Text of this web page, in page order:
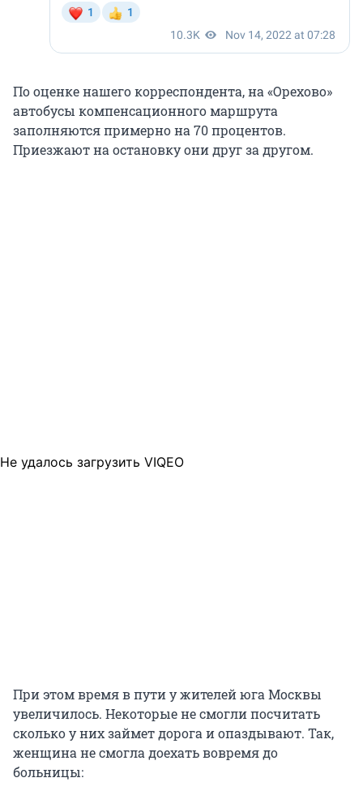
По оценке нашего корреспондента, на «Орехово»
автобусы компенсационного маршрута
заполняются примерно на 70 процентов.
Приезжают на остановку они друг за другом.
Не удалось загрузить VIQEO
При этом время в пути у жителей юга Москвы
увеличилось. Некоторые не смогли посчитать
сколько у них займет дорога и опаздывают. Так,
женщина не смогла доехать вовремя до
больницы: